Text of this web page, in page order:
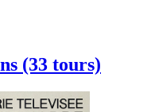
(33 tours)